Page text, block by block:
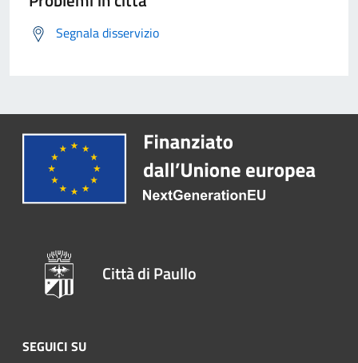
Segnala disservizio
Città di Paullo
SEGUICI SU